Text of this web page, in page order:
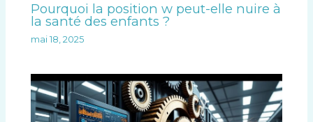
Pourquoi la position w peut-elle nuire à
la santé des enfants ?
mai 18, 2025